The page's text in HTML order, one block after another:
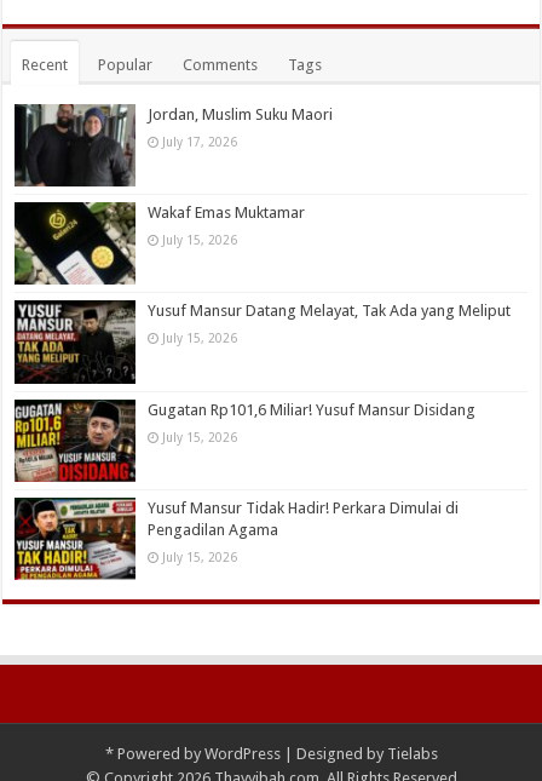
Recent Popular Comments Tags
Jordan, Muslim Suku Maori
July 17, 2026
Wakaf Emas Muktamar
July 15, 2026
Yusuf Mansur Datang Melayat, Tak Ada yang Meliput
July 15, 2026
Gugatan Rp101,6 Miliar! Yusuf Mansur Disidang
July 15, 2026
Yusuf Mansur Tidak Hadir! Perkara Dimulai di
Pengadilan Agama
July 15, 2026
*Powered by WordPress| Designed by Tielabs